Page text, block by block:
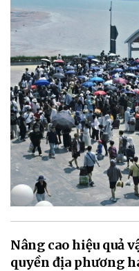
Nâng cao hiệu quả
quyền địa phương